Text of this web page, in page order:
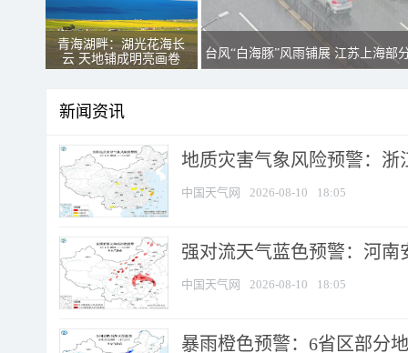
青海湖畔：湖光花海长
云 天地铺成明亮画卷
台风“白海豚”风雨铺展 江苏上海部
新闻资讯
地质灾害气象风险预警：浙
中国天气网 2026-08-10 18:05
强对流天气蓝色预警：河南
中国天气网 2026-08-10 18:05
暴雨橙色预警：6省区部分